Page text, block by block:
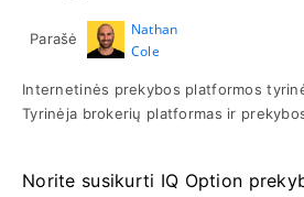
Parašė
Nathan
Cole
Internetinės prekybos platformos
Tyrinėja brokerių platformas ir
Norite susikurti IQ Option